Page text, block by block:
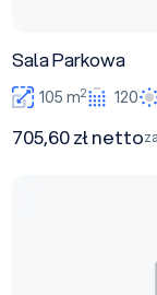
Sala Parkowa
105 m2 120
705,60 zł netto